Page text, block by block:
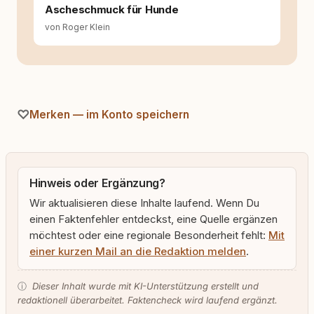
Ascheschmuck für Hunde
von Roger Klein
Merken — im Konto speichern
Hinweis oder Ergänzung?
Wir aktualisieren diese Inhalte laufend. Wenn Du
einen Faktenfehler entdeckst, eine Quelle ergänzen
möchtest oder eine regionale Besonderheit fehlt: Mit
einer kurzen Mail an die Redaktion melden.
ⓘ Dieser Inhalt wurde mit KI-Unterstützung erstellt und
redaktionell überarbeitet. Faktencheck wird laufend ergänzt.